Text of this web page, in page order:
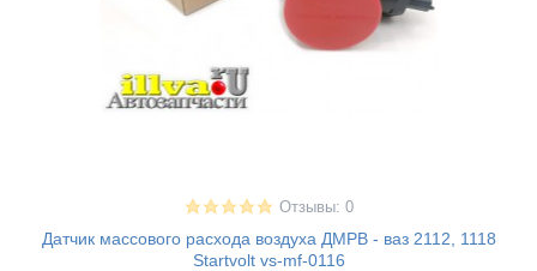
Отзывы: 0
Датчик массового расхода воздуха ДМРВ - ваз 2112, 1118
Startvolt vs-mf-0116